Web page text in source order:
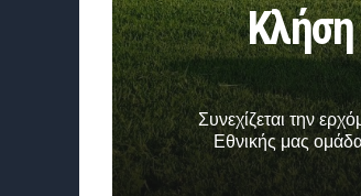
Κλήση
Συνεχίζεται την
Εθνικής μας